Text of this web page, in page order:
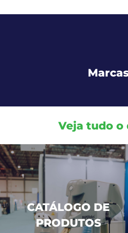
Veja tudo o
CATÁLOGO DE
PRODUTOS
CATÁLOGO DE
PRODUTOS
DESCOBRIR MAIS